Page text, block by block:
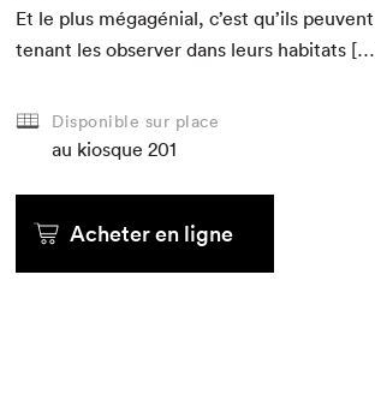
Et le plus mégagé­nial, c’est qu’ils
tenant les observ­er dans leurs habitats
Disponible sur place
au kiosque 201
Acheter en ligne